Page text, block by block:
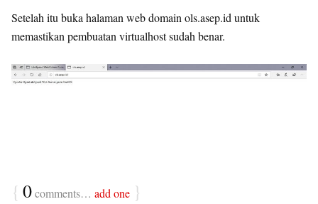
Setelah itu buka halaman web domain ols.asep.id untuk
memastikan pembuatan virtualhost sudah benar.
{ 0comments… add one }